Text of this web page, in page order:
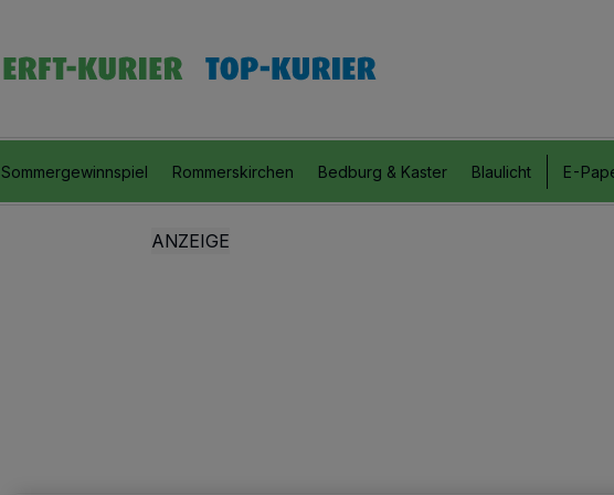
Sommergewinnspiel Rommerskirchen Bedburg & Kaster Blaulicht E-